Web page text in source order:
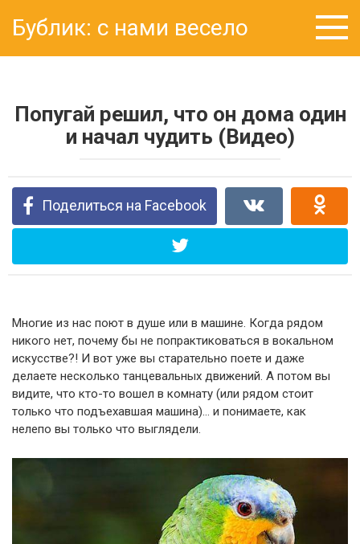
контенту
Бублик: с нами весело
Попугай решил, что он дома один
и начал чудить (Видео)
Поделиться на Facebook
Многие из нас поют в душе или в машине. Когда рядом
никого нет, почему бы не попрактиковаться в вокальном
искусстве?! И вот уже вы старательно поете и даже
делаете несколько танцевальных движений. А потом вы
видите, что кто-то вошел в комнату (или рядом стоит
только что подъехавшая машина)… и понимаете, как
нелепо вы только что выглядели.